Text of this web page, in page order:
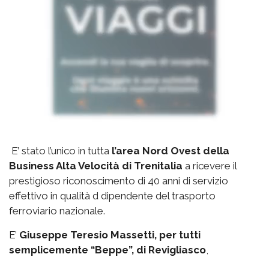
E’ stato l’unico in tutta l’area Nord Ovest della
Business Alta Velocità di Trenitalia a ricevere il
prestigioso riconoscimento di 40 anni di servizio
effettivo in qualità d dipendente del trasporto
ferroviario nazionale.
E’ Giuseppe Teresio Massetti, per tutti
semplicemente “Beppe”, di Revigliasco